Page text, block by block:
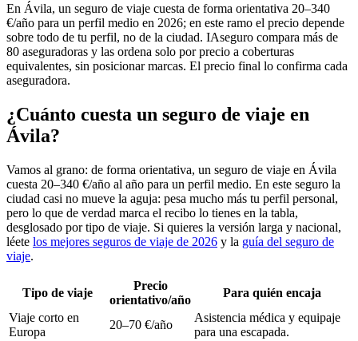
En Ávila, un seguro de viaje cuesta de forma orientativa 20–340
€/año para un perfil medio en 2026; en este ramo el precio depende
sobre todo de tu perfil, no de la ciudad. IAseguro compara más de
80 aseguradoras y las ordena solo por precio a coberturas
equivalentes, sin posicionar marcas. El precio final lo confirma cada
aseguradora.
¿Cuánto cuesta un seguro de viaje en
Ávila?
Vamos al grano: de forma orientativa, un seguro de viaje en Ávila
cuesta 20–340 €/año al año para un perfil medio. En este seguro la
ciudad casi no mueve la aguja: pesa mucho más tu perfil personal,
pero lo que de verdad marca el recibo lo tienes en la tabla,
desglosado por tipo de viaje. Si quieres la versión larga y nacional,
léete los mejores seguros de viaje de 2026 y la guía del seguro de
viaje.
Tipo de viaje
Precio
orientativo/año
Para quién encaja
Viaje corto en
Europa
20–70 €/año
Asistencia médica y equipaje
para una escapada.